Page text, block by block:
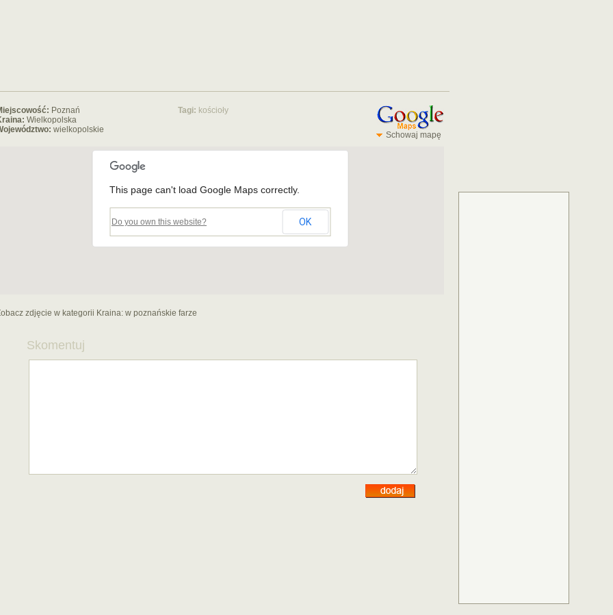
Poznań
Wielkopolska
wielkopolskie
Tagi: kościoły
Schowaj mapę
This page can't load Google Maps correctly.
Do you own this website? OK
zdjęcie w kategorii Kraina: w poznańskie farze
Skomentuj